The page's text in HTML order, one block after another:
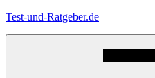
Zum
Test-und-Ratgeber.de